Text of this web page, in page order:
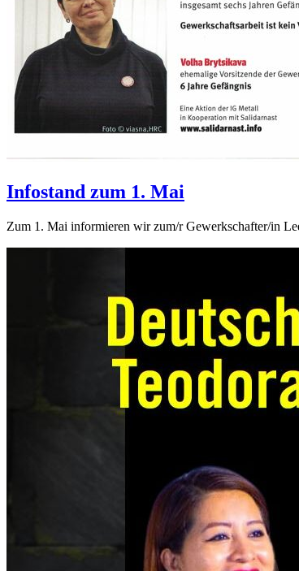
Infostand zum 1. Mai
Zum 1. Mai informieren wir zum/r Gewerkschafter/in